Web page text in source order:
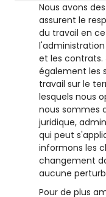
Nous avons
assurent le
du travail en
et les contrats.
également les
travail sur le
lesquels nous
nous sommes
juridique,
qui peut
informons les
changement
aucune
Pour de plus